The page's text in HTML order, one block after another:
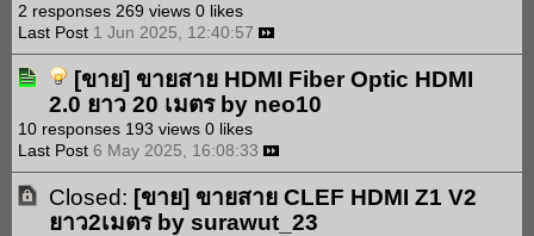
2 responses 269 views 0 likes
Last Post 1 Jun 2025, 12:40:57
[ขาย] ขายสาย HDMI Fiber Optic HDMI
2.0 ยาว 20 เมตร by neo10
10 responses 193 views 0 likes
Last Post 6 May 2025, 16:08:33
Closed: [ขาย] ขายสาย CLEF HDMI Z1 V2
ยาว2เมตร by surawut_23